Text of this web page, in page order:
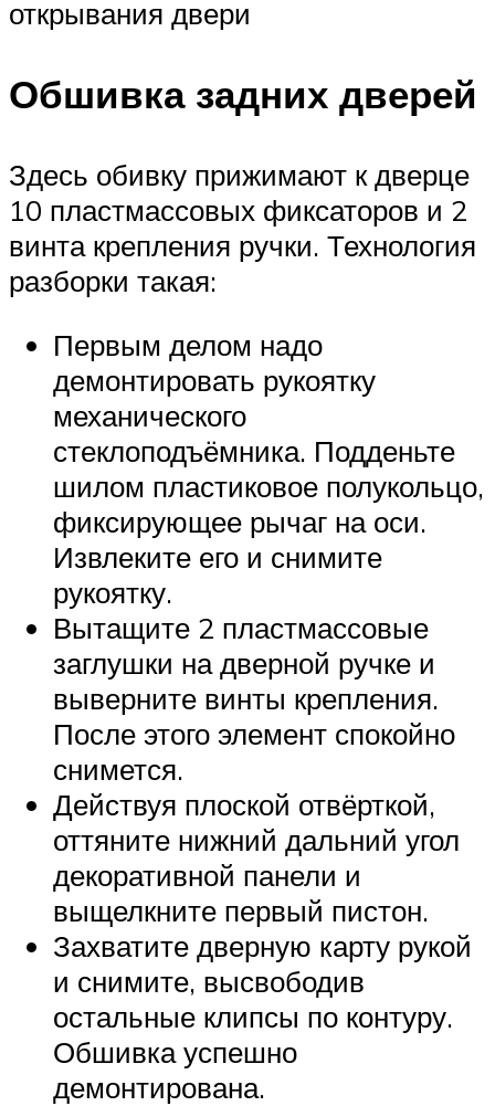
открывания двери
Обшивка задних дверей
Здесь обивку прижимают к дверце
10 пластмассовых фиксаторов и 2
винта крепления ручки. Технология
разборки такая:
Первым делом надо
демонтировать рукоятку
механического
стеклоподъёмника. Подденьте
шилом пластиковое полукольцо,
фиксирующее рычаг на оси.
Извлеките его и снимите
рукоятку.
Вытащите 2 пластмассовые
заглушки на дверной ручке и
выверните винты крепления.
После этого элемент спокойно
снимется.
Действуя плоской отвёрткой,
оттяните нижний дальний угол
декоративной панели и
выщелкните первый пистон.
Захватите дверную карту рукой
и снимите, высвободив
остальные клипсы по контуру.
Обшивка успешно
демонтирована.